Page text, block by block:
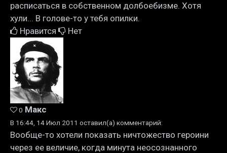
расписаться в собственном долбоебизме. Хотя
хули... В голове-то у тебя опилки.
Нравится
Нет
0 Макс
В 16:44, 14 Июл 2011 оставил(а) комментарий:
Вообще-то хотели показать ничтожество героини
через ее величие, когда минута неосознанного